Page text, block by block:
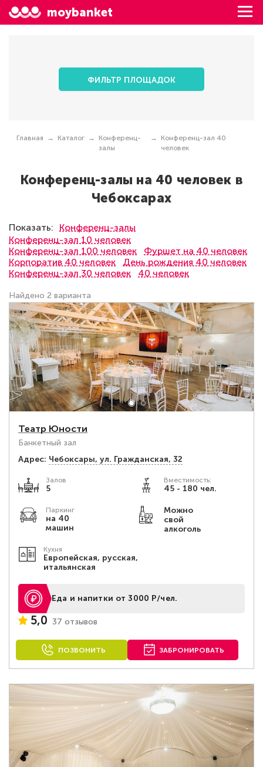
moybanket
ФИЛЬТР ПЛОЩАДОК
Главная Каталог
Конференц-
залы
Конференц-зал 40
человек
Конференц-залы на 40 человек в
Чебоксарах
Показать:
Конференц-залы
Конференц-зал 10 человек
Конференц-зал 100 человек
Фуршет на 40 человек
Корпоратив 40 человек
День рождения 40 человек
Конференц-зал 30 человек
40 человек
Найдено 2 варианта
Театр Юности
Банкетный зал
Адрес: Чебоксары, ул. Гражданская, 32
Залов
5
Вместимость:
45 - 180 чел.
Паркинг
на 40
машин
Можно
свой
алкоголь
Кухня
Европейская, русская,
итальянская
Еда и напитки от 3000 Р/чел.
5,0 37 отзывов
ПОЗВОНИТЬ ЗАБРОНИРОВАТЬ